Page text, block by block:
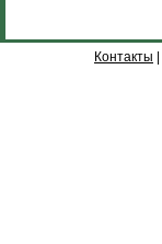
Контакты